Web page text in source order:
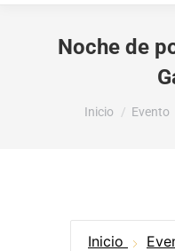
Noche de
Estás aquí:
Inicio Evento
Inicio